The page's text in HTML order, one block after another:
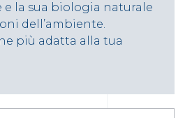
e la sua biologia naturale
dell’ambiente.
più adatta alla tua